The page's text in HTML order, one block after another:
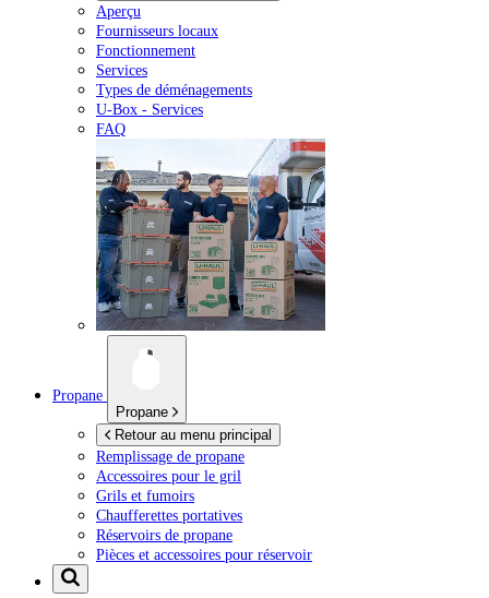
Aperçu
Fournisseurs locaux
Fonctionnement
Services
Types de déménagements
U-Box - Services
FAQ
Propane
Propane
Retour au menu principal
Remplissage de propane
Accessoires pour le gril
Grils et fumoirs
Chaufferettes portatives
Réservoirs de propane
Pièces et accessoires pour réservoir